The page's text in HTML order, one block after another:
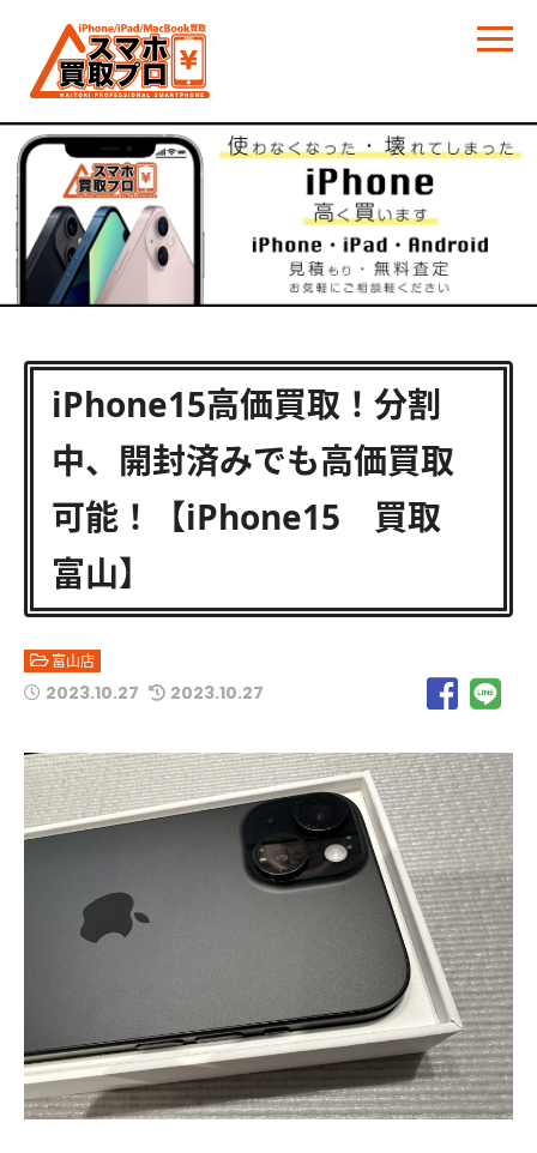
iPhone15高価買取！分割
中、開封済みでも高価買取
可能！【iPhone15 買取
富山】
富山店
2023.10.27 2023.10.27